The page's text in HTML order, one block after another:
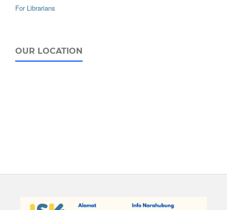
For Librarians
OUR LOCATION